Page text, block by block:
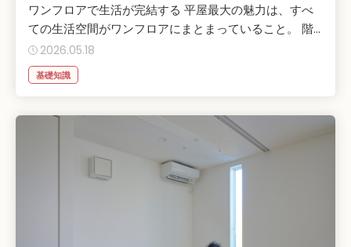
ワンフロアで生活が完結する 平屋最大の魅力は、すべ
ての生活空間がワンフロアにまとまっていること。 階...
2026.05.18
基礎知識